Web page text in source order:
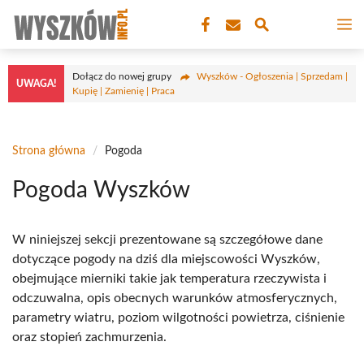
treści
UWAGA!
Dołącz do nowej grupy
Wyszków - Ogłoszenia | Sprzedam |
Kupię | Zamienię | Praca
Strona główna / Pogoda
Pogoda Wyszków
W niniejszej sekcji prezentowane są szczegółowe dane
dotyczące pogody na dziś dla miejscowości Wyszków,
obejmujące mierniki takie jak temperatura rzeczywista i
odczuwalna, opis obecnych warunków atmosferycznych,
parametry wiatru, poziom wilgotności powietrza, ciśnienie
oraz stopień zachmurzenia.